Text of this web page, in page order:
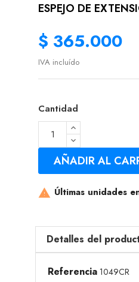
ESPEJO DE
$ 365.000
IVA incluído
Cantidad
AÑADIR AL
 Últimas unidades
Detalles del
Referencia 1049CR